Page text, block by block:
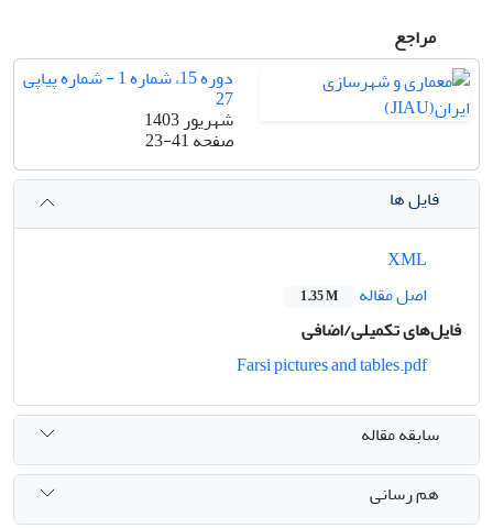
مراجع
دوره 15، شماره 1 - شماره پیاپی
27
شهریور 1403
صفحه23-41
فایل ها
اصل مقاله
1.35 M
فایل‌های تکمیلی/اضافی
Farsi pictures and tables.pdf
سابقه مقاله
هم رسانی